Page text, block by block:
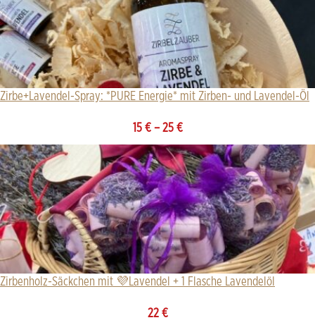
Zirbe+Lavendel-Spray: *PURE Energie* mit Zirben- und Lavendel-Öl
15 €– 25 €
Zirbenholz-Säckchen mit 💜Lavendel + 1 Flasche Lavendelöl
22 €